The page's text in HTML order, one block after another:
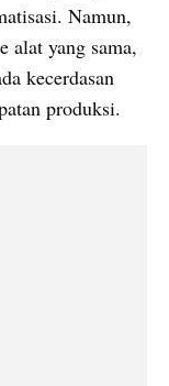
Namun,
alat yang sama,
kecerdasan
produksi.